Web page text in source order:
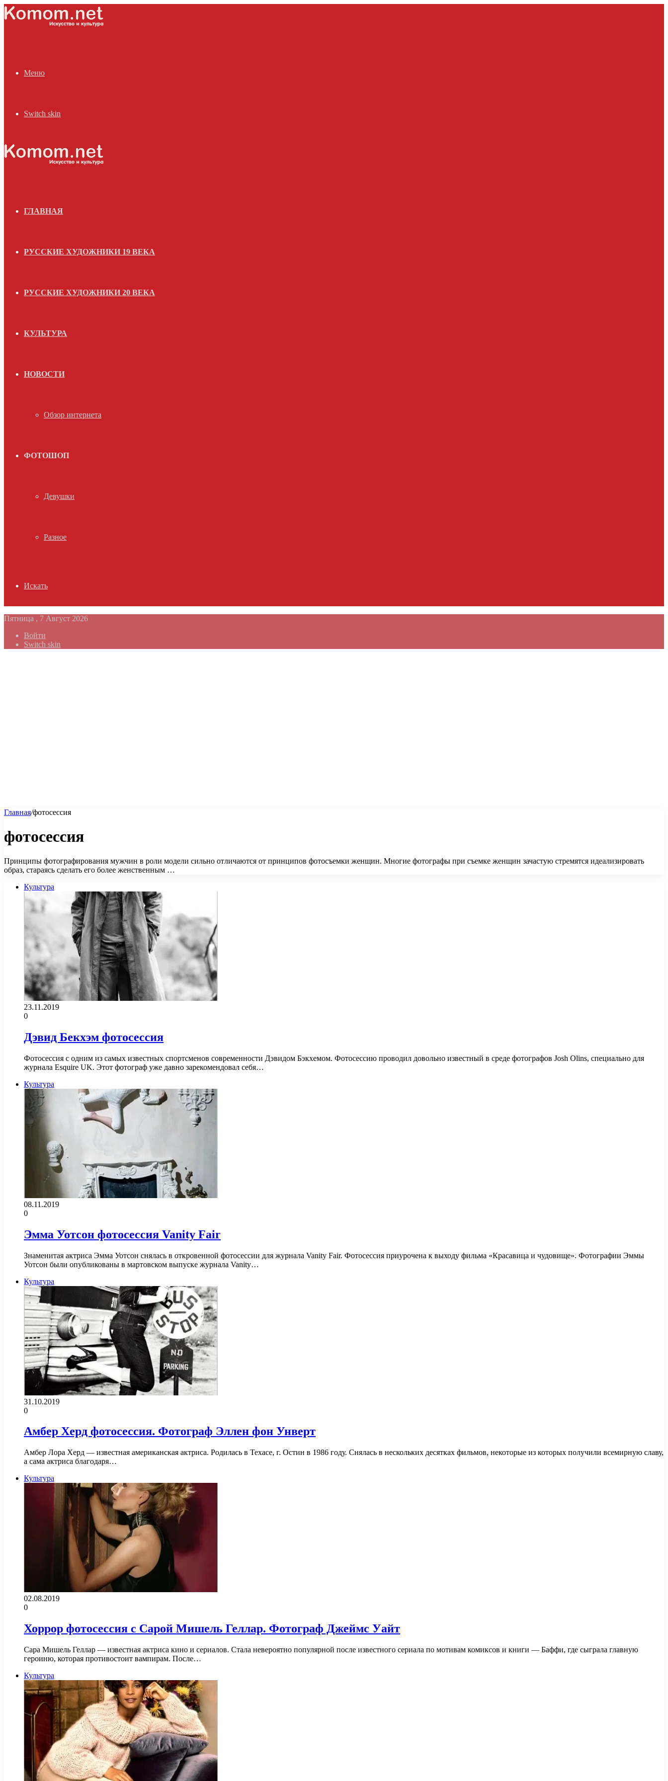
Меню
Switch skin
ГЛАВНАЯ
РУССКИЕ ХУДОЖНИКИ 19 ВЕКА
РУССКИЕ ХУДОЖНИКИ 20 ВЕКА
КУЛЬТУРА
НОВОСТИ
Обзор интернета
ФОТОШОП
Девушки
Разное
Искать
Пятница , 7 Август 2026
Войти
Switch skin
Главная/фотосессия
фотосессия
Принципы фотографирования мужчин в роли модели сильно отличаются от принципов фотосъемки женщин. Многие фотографы при съемке женщин зачастую стремятся идеализировать
образ, стараясь сделать его более женственным …
Культура
23.11.2019
0
Дэвид Бекхэм фотосессия
Фотосессия с одним из самых известных спортсменов современности Дэвидом Бэкхемом. Фотосессию проводил довольно известный в среде фотографов Josh Olins, специально для
журнала Esquire UK. Этот фотограф уже давно зарекомендовал себя…
Культура
08.11.2019
0
Эмма Уотсон фотосессия Vanity Fair
Знаменитая актриса Эмма Уотсон снялась в откровенной фотосессии для журнала Vanity Fair. Фотосессия приурочена к выходу фильма «Красавица и чудовище». Фотографии Эммы
Уотсон были опубликованы в мартовском выпуске журнала Vanity…
Культура
31.10.2019
0
Амбер Херд фотосессия. Фотограф Эллен фон Унверт
Амбер Лора Херд — известная американская актриса. Родилась в Техасе, г. Остин в 1986 году. Снялась в нескольких десятках фильмов, некоторые из которых получили всемирную славу,
а сама актриса благодаря…
Культура
02.08.2019
0
Хоррор фотосессия с Сарой Мишель Геллар. Фотограф Джеймс Уайт
Сара Мишель Геллар — известная актриса кино и сериалов. Стала невероятно популярной после известного сериала по мотивам комиксов и книги — Баффи, где сыграла главную
героиню, которая противостоит вампирам. После…
Культура